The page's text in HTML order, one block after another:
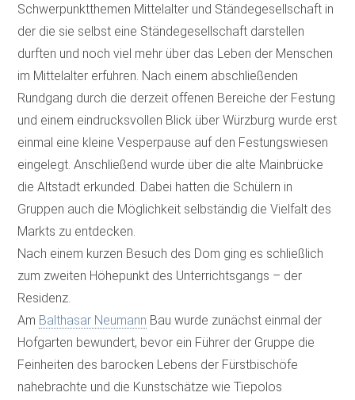
Schwerpunktthemen Mittelalter und Ständegesellschaft in
der die sie selbst eine Ständegesellschaft darstellen
durften und noch viel mehr über das Leben der Menschen
im Mittelalter erfuhren. Nach einem abschließenden
Rundgang durch die derzeit offenen Bereiche der Festung
und einem eindrucksvollen Blick über Würzburg wurde erst
einmal eine kleine Vesperpause auf den Festungswiesen
eingelegt. Anschließend wurde über die alte Mainbrücke
die Altstadt erkunded. Dabei hatten die Schülern in
Gruppen auch die Möglichkeit selbständig die Vielfalt des
Markts zu entdecken.
Nach einem kurzen Besuch des Dom ging es schließlich
zum zweiten Höhepunkt des Unterrichtsgangs – der
Residenz.
Am Balthasar Neumann Bau wurde zunächst einmal der
Hofgarten bewundert, bevor ein Führer der Gruppe die
Feinheiten des barocken Lebens der Fürstbischöfe
nahebrachte und die Kunstschätze wie Tiepolos